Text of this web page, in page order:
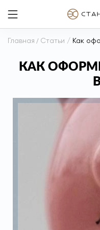
Главная / Статьи / Как
КАК